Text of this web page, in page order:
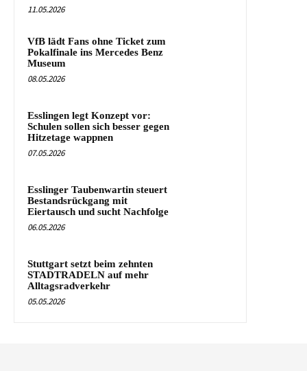
11.05.2026
VfB lädt Fans ohne Ticket zum
Pokalfinale ins Mercedes Benz
Museum
08.05.2026
Esslingen legt Konzept vor:
Schulen sollen sich besser gegen
Hitzetage wappnen
07.05.2026
Esslinger Taubenwartin steuert
Bestandsrückgang mit
Eiertausch und sucht Nachfolge
06.05.2026
Stuttgart setzt beim zehnten
STADTRADELN auf mehr
Alltagsradverkehr
05.05.2026